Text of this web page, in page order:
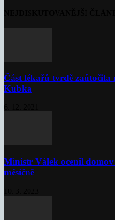
Část lékařů tvrdě
Kubka
Ministr Válek ocenil domov
měsíčně